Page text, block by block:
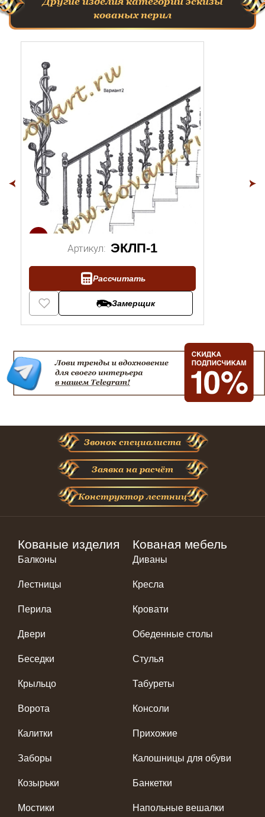
кованых перил
Артикул: ЭКЛП-1
Рассчитать
Замерщик
Звонок специалиста
Заявка на расчёт
Конструктор лестниц
Кованые изделия
Балконы
Лестницы
Перила
Двери
Беседки
Крыльцо
Ворота
Калитки
Заборы
Козырьки
Мостики
Кованая мебель
Диваны
Кресла
Кровати
Обеденные столы
Стулья
Табуреты
Консоли
Прихожие
Калошницы для обуви
Банкетки
Напольные вешалки